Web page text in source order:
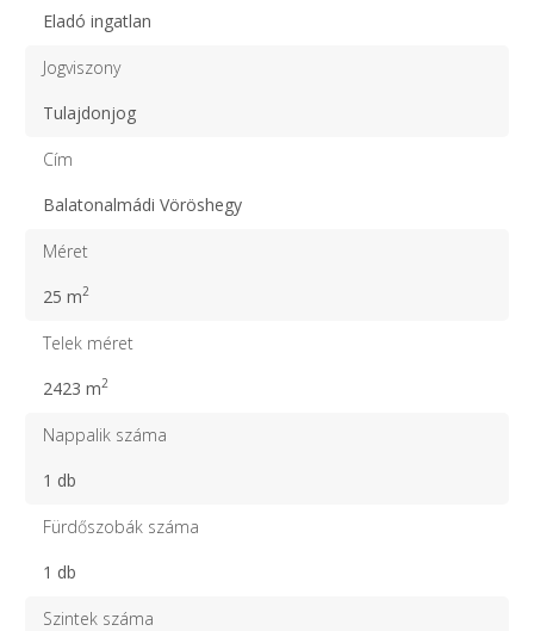
Eladó ingatlan
Jogviszony
Tulajdonjog
Cím
Balatonalmádi Vöröshegy
Méret
25 m2
Telek méret
2423 m2
Nappalik száma
1 db
Fürdőszobák száma
1 db
Szintek száma